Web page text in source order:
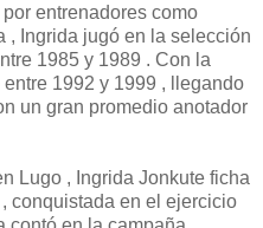
entrenadores como
, Ingrida jugó en la selección
1985 y 1989 . Con la
1992 y 1999 , llegando
un gran promedio anotador
Lugo , Ingrida Jonkute ficha
conquistada en el ejercicio